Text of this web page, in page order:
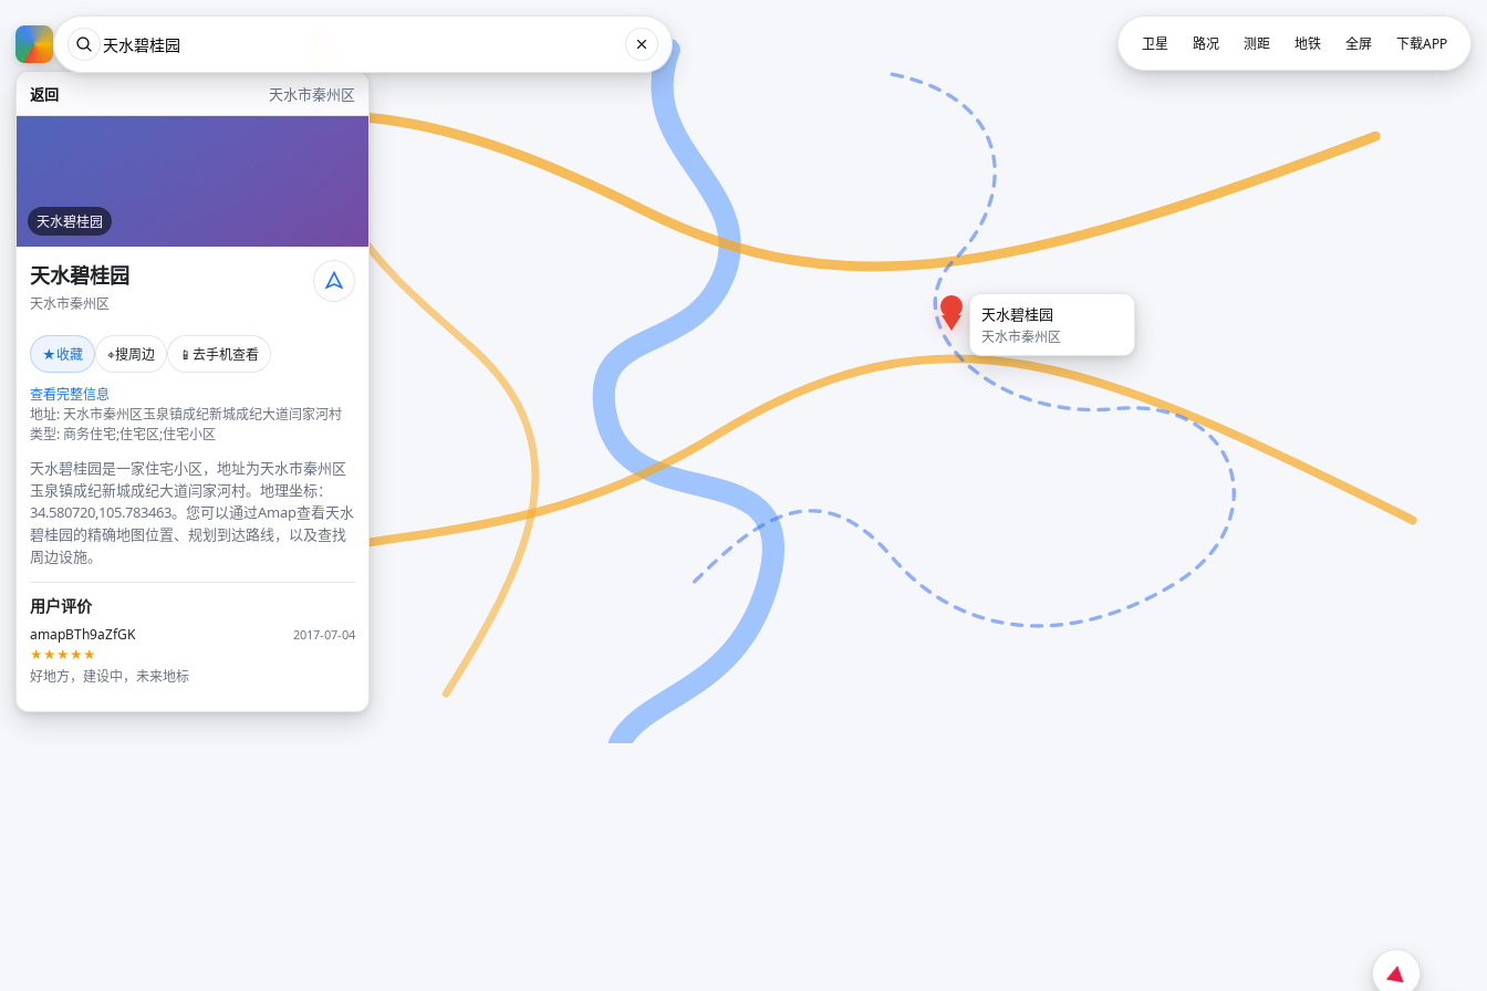
返回 天水市秦州区
天水碧桂园
天水碧桂园
天水市秦州区
★收藏 ⌖搜周边 📱 去手机查看
查看完整信息
地址: 天水市秦州区玉泉镇成纪新城成纪大道闫家河村
类型: 商务住宅;住宅区;住宅小区
天水碧桂园是一家住宅小区，地址为天水市秦州区
玉泉镇成纪新城成纪大道闫家河村。地理坐标：
34.580720,105.783463。您可以通过Amap查看天水
碧桂园的精确地图位置、规划到达路线，以及查找
周边设施。
用户评价
amapBTh9aZfGK
2017-07-04
★★★★★
好地方，建设中，未来地标
天水碧桂园
天水市秦州区
卫星 路况 测距 地铁 全屏 下载APP